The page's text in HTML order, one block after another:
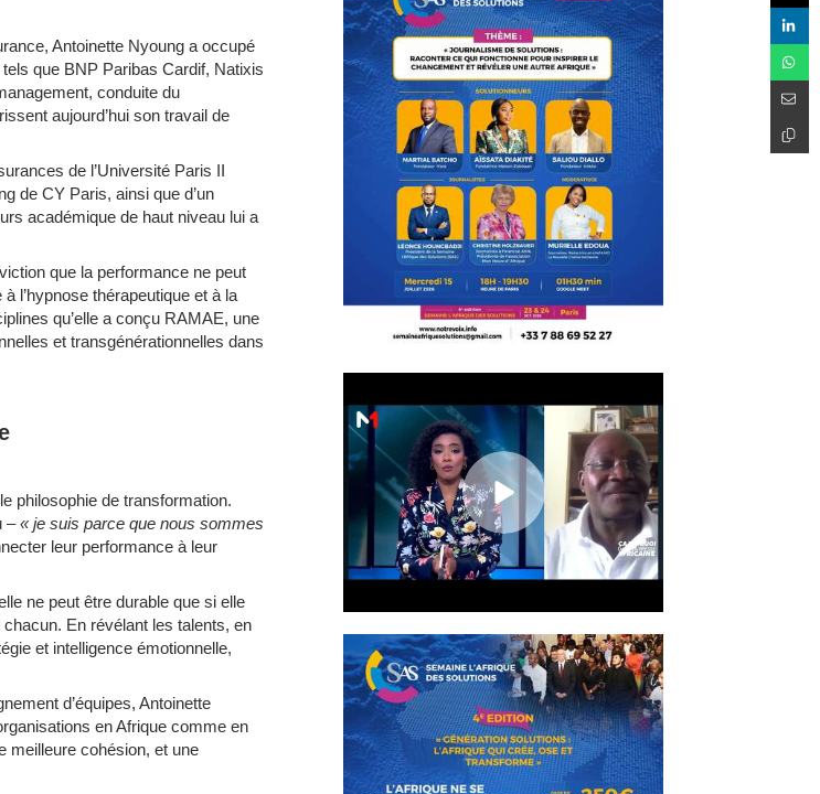
Antoinette Nyoung a occupé
que BNP Paribas Cardif, Natixis
conduite du
aujourd’hui son travail de
de l’Université Paris II
de CY Paris, ainsi que d’un
académique de haut niveau lui a
que la performance ne peut
l’hypnose thérapeutique et à la
qu’elle a conçu RAMAE, une
et transgénérationnelles dans
philosophie de transformation.
–« je suis parce que nous sommes
leur performance à leur
ne peut être durable que si elle
En révélant les talents, en
et intelligence émotionnelle,
d’équipes, Antoinette
en Afrique comme en
meilleure cohésion, et une